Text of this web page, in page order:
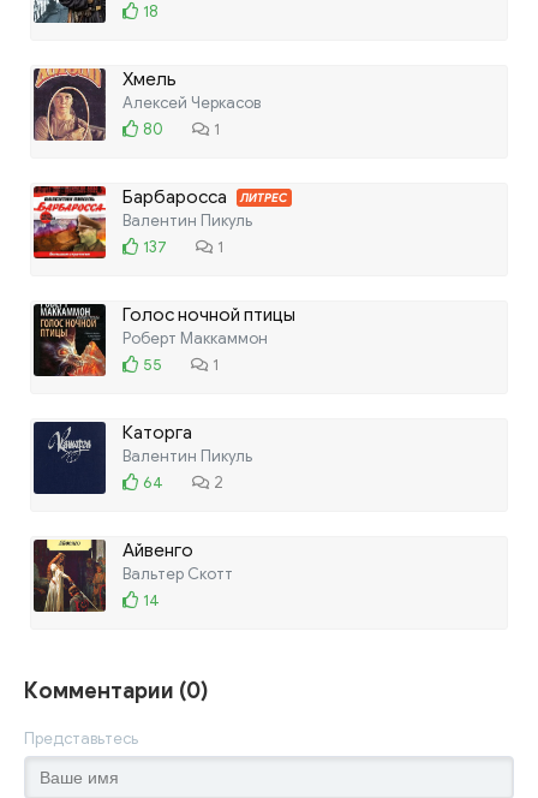
18
Хмель
Алексей Черкасов
80
1
Барбаросса ЛИТРЕС
Валентин Пикуль
137
1
Голос ночной птицы
Роберт Маккаммон
55
1
Каторга
Валентин Пикуль
64
2
Айвенго
Вальтер Скотт
14
Комментарии (0)
Представьтесь